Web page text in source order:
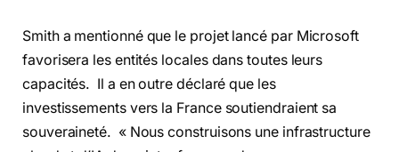
Smith a mentionné que le projet lancé par Microsoft
favorisera les entités locales dans toutes leurs
capacités. Il a en outre déclaré que les
investissements vers la France soutiendraient sa
souveraineté. « Nous construisons une infrastructure